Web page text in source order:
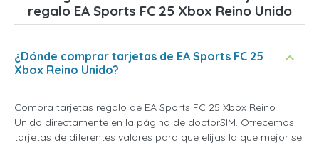
regalo EA Sports FC 25 Xbox Reino Unido
¿Dónde comprar tarjetas de EA Sports FC 25
Xbox Reino Unido?
Compra tarjetas regalo de EA Sports FC 25 Xbox Reino
Unido directamente en la página de doctorSIM. Ofrecemos
tarjetas de diferentes valores para que elijas la que mejor se